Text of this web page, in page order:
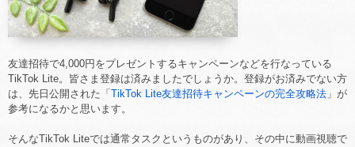
友達招待で4,000円をプレゼントするキャンペーンなどを行なっている
TikTok Lite。皆さま登録は済みましたでしょうか。登録がお済みでない方
は、先日公開された「 TikTok Lite友達招待キャンペーンの完全攻略法 」が
参考になるかと思います。
そんなTikTok Liteでは通常タスクというものがあり、その中に動画視聴で